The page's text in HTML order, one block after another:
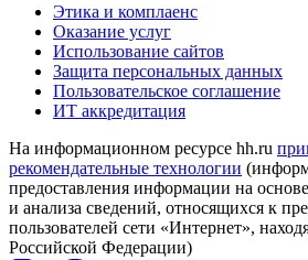
Этика и комплаенс
Оказание услуг
Использование сайтов
Защита персональных данных
Пользовательское соглашение
ИТ аккредитация
На информационном ресурсе hh.ru
рекомендательные технологии
предоставления информации на
и анализа сведений, относящихся к
пользователей сети «Интернет»,
Российской Федерации)